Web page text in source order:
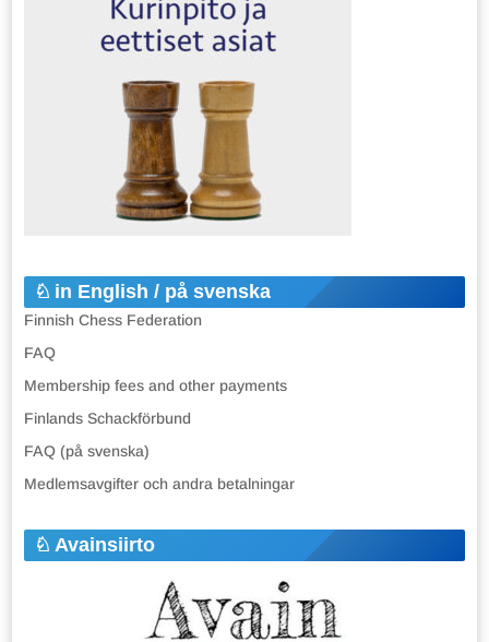
in English / på svenska
Finnish Chess Federation
FAQ
Membership fees and other payments
Finlands Schackförbund
FAQ (på svenska)
Medlemsavgifter och andra betalningar
Avainsiirto